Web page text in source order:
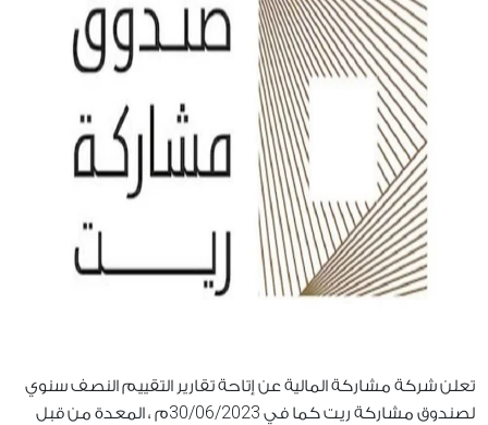
تعلن شركة مشاركة المالية عن إتاحة تقارير التقييم النصف سنوي
لصندوق مشاركة ريت كما في 30/06/2023م ، المعدة من قبل